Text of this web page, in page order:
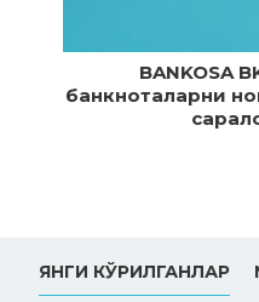
BANKOSA
банкноталарни
ЯНГИ КЎРИЛГАНЛАР